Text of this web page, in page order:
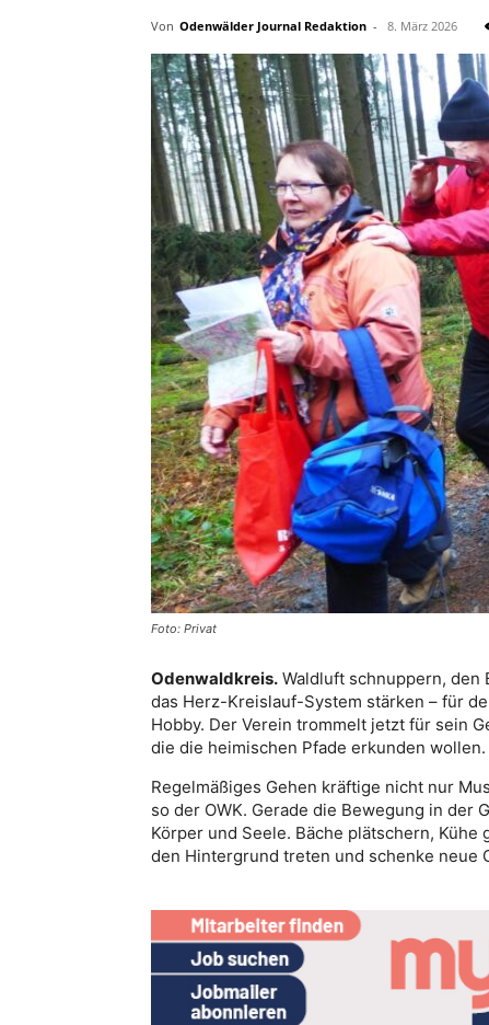
Von Odenwälder Journal Redaktion - 8. März 2026
Foto: Privat
Odenwaldkreis. Waldluft schnuppern, den
das Herz-Kreislauf-System stärken – für
Hobby. Der Verein trommelt jetzt für sein
die die heimischen Pfade erkunden wollen.
Regelmäßiges Gehen kräftige nicht nur
so der OWK. Gerade die Bewegung in der
Körper und Seele. Bäche plätschern,
den Hintergrund treten und schenke neue